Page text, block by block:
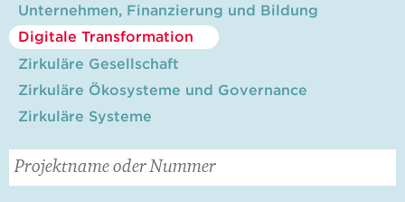
Unternehmen, Finanzierung und Bildung
Digitale Transformation
Zirkuläre Gesellschaft
Zirkuläre Ökosysteme und Governance
Zirkuläre Systeme